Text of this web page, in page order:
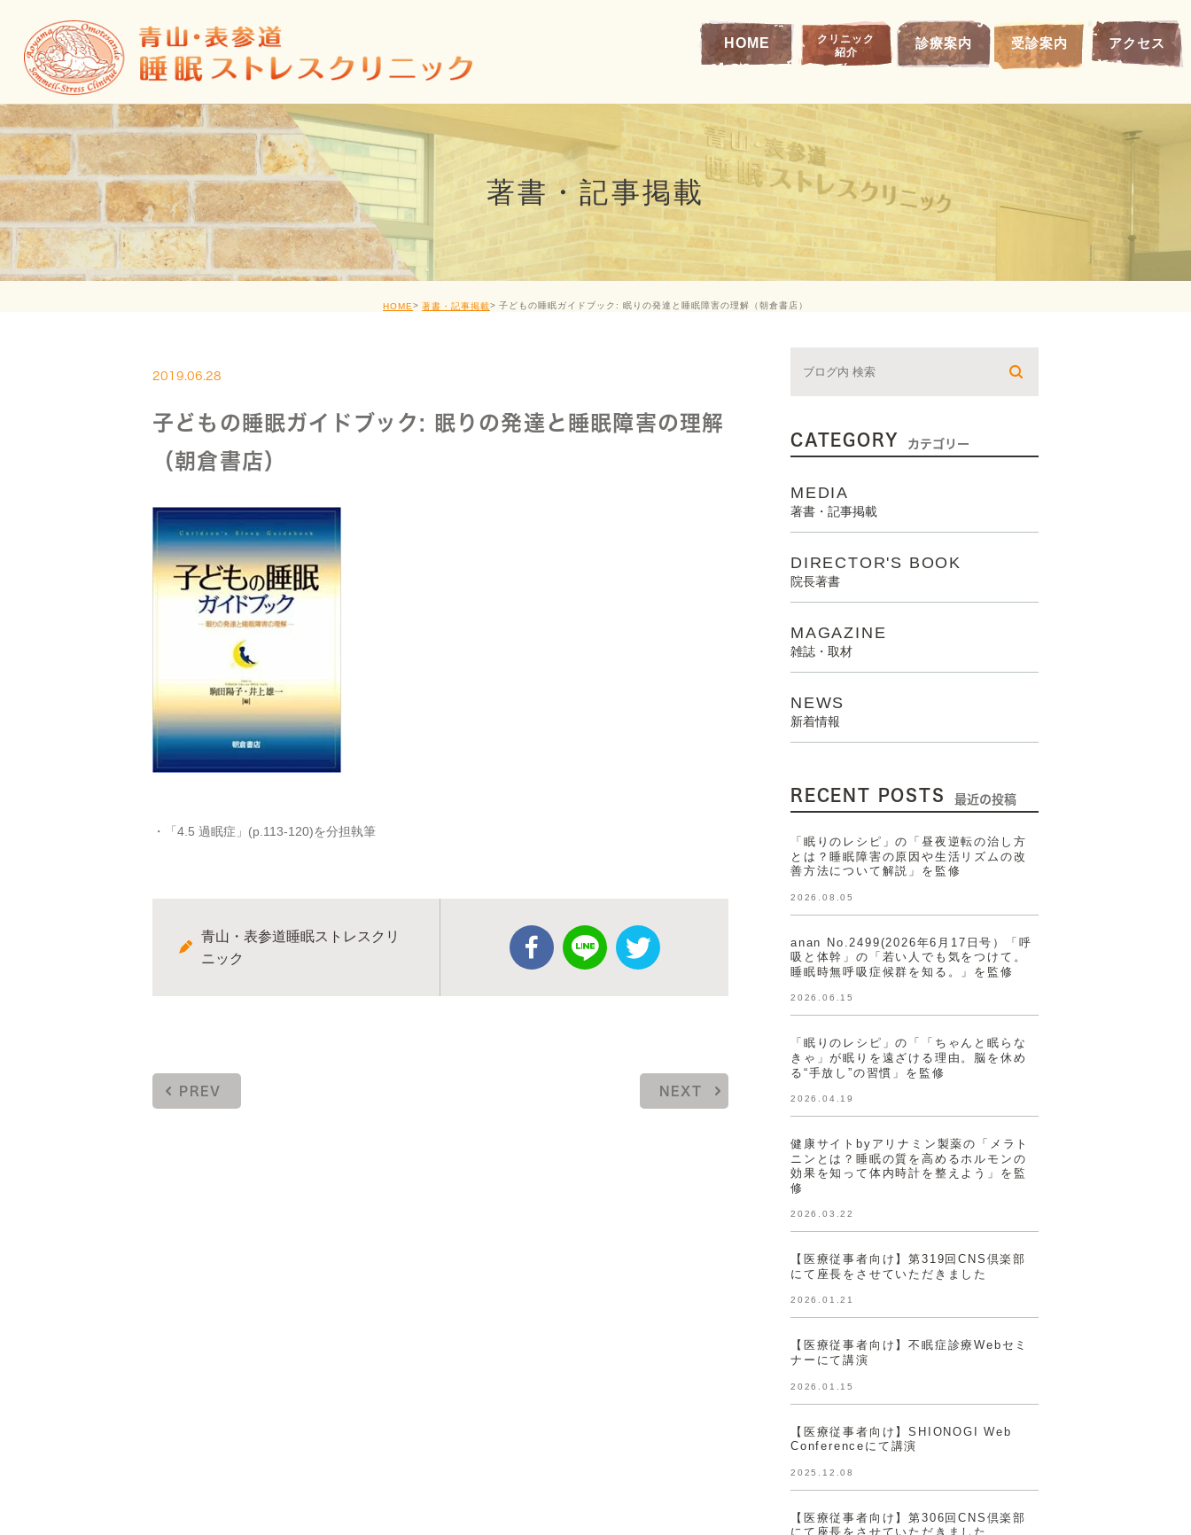
HOME
クリニック
紹介
診療案内 受診案内 アクセス
著書・記事掲載
HOME 著書・記事掲載 子どもの睡眠ガイドブック: 眠りの発達と睡眠障害の理解（朝倉書店）
2019.06.28
子どもの睡眠ガイドブック: 眠りの発達と睡眠障害の理解
（朝倉書店）
・「4.5 過眠症」(p.113-120)を分担執筆
青山・表参道睡眠ストレスクリ
ニック
PREV NEXT
CATEGORY カテゴリー
MEDIA
著書・記事掲載
DIRECTOR'S BOOK
院長著書
MAGAZINE
雑誌・取材
NEWS
新着情報
RECENT POSTS 最近の投稿
「眠りのレシピ」の「昼夜逆転の治し方
とは？睡眠障害の原因や生活リズムの改
善方法について解説」を監修
2026.08.05
anan No.2499(2026年6月17日号）「呼
吸と体幹」の「若い人でも気をつけて。
睡眠時無呼吸症候群を知る。」を監修
2026.06.15
「眠りのレシピ」の「「ちゃんと眠らな
きゃ」が眠りを遠ざける理由。脳を休め
る“手放し”の習慣」を監修
2026.04.19
健康サイトbyアリナミン製薬の「メラト
ニンとは？睡眠の質を高めるホルモンの
効果を知って体内時計を整えよう」を監
修
2026.03.22
【医療従事者向け】第319回CNS倶楽部
にて座長をさせていただきました
2026.01.21
【医療従事者向け】不眠症診療Webセミ
ナーにて講演
2026.01.15
【医療従事者向け】SHIONOGI Web
Conferenceにて講演
2025.12.08
【医療従事者向け】第306回CNS倶楽部
にて座長をさせていただきました